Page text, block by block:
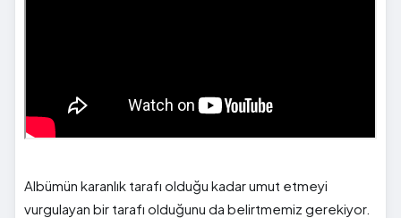
Albümün karanlık tarafı olduğu kadar umut etmeyi
vurgulayan bir tarafı olduğunu da belirtmemiz gerekiyor.